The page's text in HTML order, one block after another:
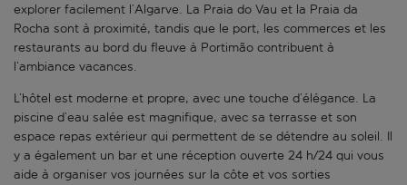
explorer facilement l’Algarve. La Praia do Vau et la Praia da
Rocha sont à proximité, tandis que le port, les commerces et les
restaurants au bord du fleuve à Portimão contribuent à
l’ambiance vacances.
L’hôtel est moderne et propre, avec une touche d’élégance. La
piscine d’eau salée est magnifique, avec sa terrasse et son
espace repas extérieur qui permettent de se détendre au soleil. Il
y a également un bar et une réception ouverte 24 h/24 qui vous
aide à organiser vos journées sur la côte et vos sorties